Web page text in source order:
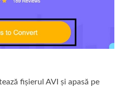
fișierul AVI și apasă pe